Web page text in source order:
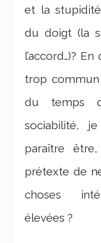
et la
du doigt (la
l’accord…)?
trop commun
du temps
sociabilité,
paraître
prétexte de
choses
élevées ?